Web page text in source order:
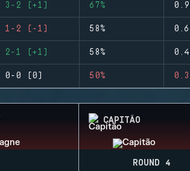
3-2 (+1) 67%
1-2 (-1) 58%
2-1 (+1) 58%
0-0 (0) 50%
CAPITÃO
ROUND 4